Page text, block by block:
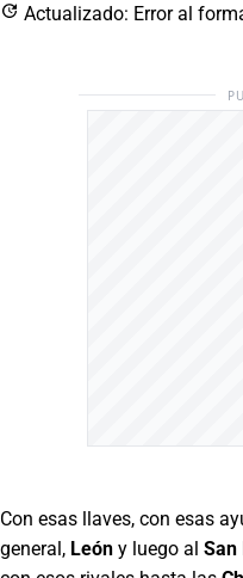
Actualizado: Error al
Con esas llaves, con esas
general, León y luego al San